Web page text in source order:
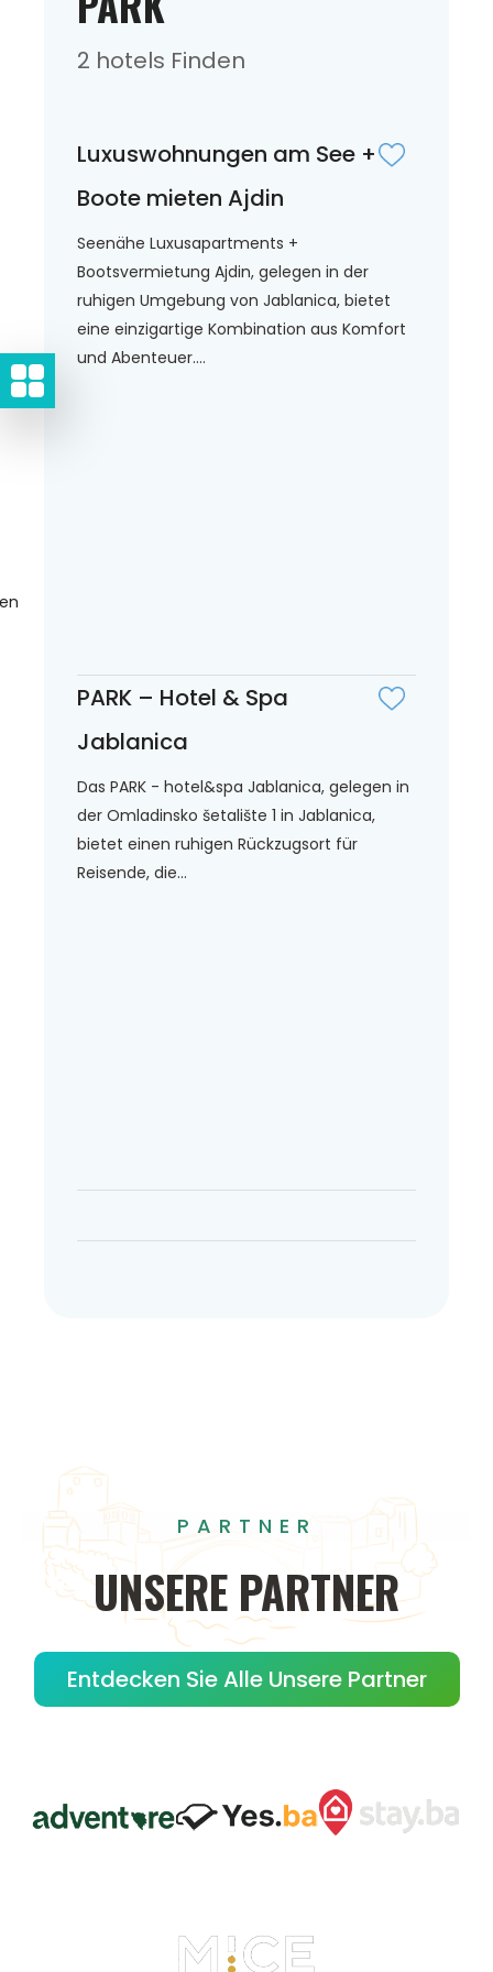
2 hotels Finden
Luxuswohnungen am See +
Boote mieten Ajdin
Seenähe Luxusapartments +
Bootsvermietung Ajdin, gelegen in der
ruhigen Umgebung von Jablanica, bietet
eine einzigartige Kombination aus Komfort
und Abenteuer....
PARK – Hotel & Spa
Jablanica
Das PARK - hotel&spa Jablanica, gelegen in
der Omladinsko šetalište 1 in Jablanica,
bietet einen ruhigen Rückzugsort für
Reisende, die...
PARTNER
UNSERE PARTNER
Entdecken Sie Alle Unsere Partner